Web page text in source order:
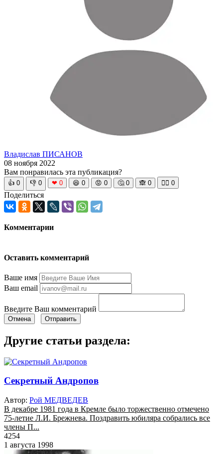
Владислав ПИСАНОВ
08 ноября 2022
Вам понравилась эта публикация?
👍 0 👎 0 ❤ 0 😆 0 😡 0 🤔 0 🙈 0 🧘‍♀️ 0
Поделиться
Комментарии
Оставить комментарий
Ваше имя
Ваш email
Введите Ваш комментарий
Отмена Отправить
Другие статьи раздела:
Секретный Андропов
Автор: Рой МЕДВЕДЕВ
В декабре 1981 года в Кремле было торжественно отмечено
75-летие Л.И. Брежнева. Поздравить юбиляра собрались все
члены П...
4254
1 августа 1998